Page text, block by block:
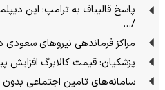
پاسخ قالیباف به ترامپ: این
/…
مراکز فرماندهی نیروهای
پزشکیان: قیمت کالابرگ افزایش
سامانه‌های تامین اجتماعی